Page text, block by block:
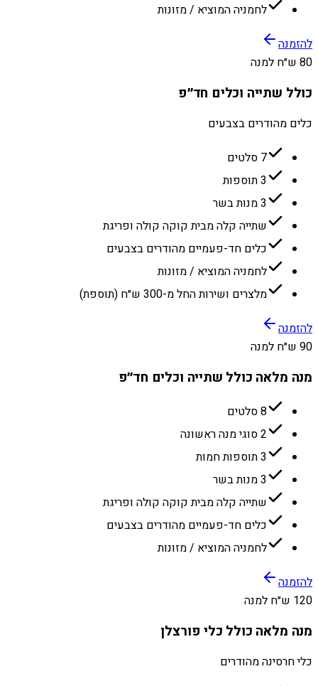
לחמניה המוציא / מזונות
להזמנה
80 ש״ח למנה
כולל שתייה וכלים חד״פ
כלים מהודרים בצבעים
7 סלטים
3 תוספות
3 מנות בשר
שתייה קלה מבית קוקה קולה ופריגת
כלים חד-פעמיים מהודרים בצבעים
לחמניה המוציא / מזונות
מלצרים ושירות החל מ-300 ש״ח (תוספת)
להזמנה
90 ש״ח למנה
מנה מלאה כולל שתייה וכלים חד״פ
8 סלטים
2 סוגי מנה ראשונה
3 תוספות חמות
3 מנות בשר
שתייה קלה מבית קוקה קולה ופריגת
כלים חד-פעמיים מהודרים בצבעים
לחמניה המוציא / מזונות
להזמנה
120 ש״ח למנה
מנה מלאה כולל כלי פורצלן
כלי חרסינה מהודרים